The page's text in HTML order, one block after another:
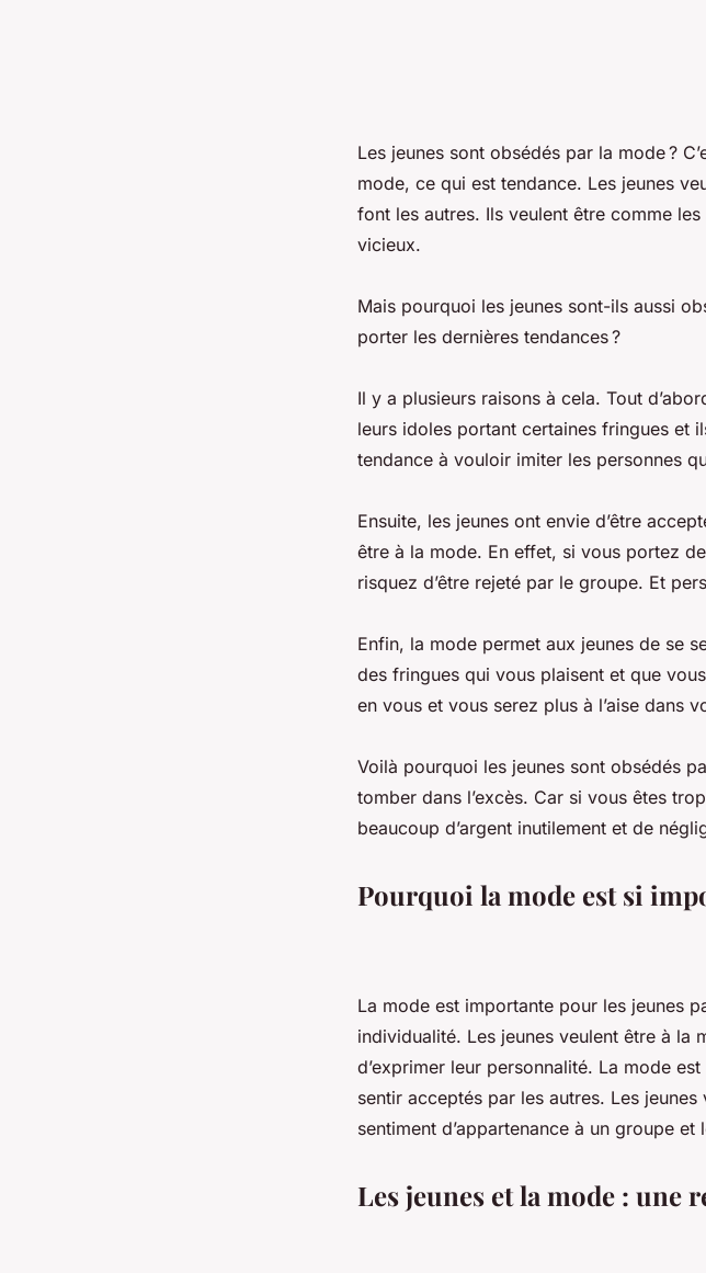
Les jeunes sont obsédés par la mode ?
mode, ce qui est tendance. Les jeunes
font les autres. Ils veulent être comme
vicieux.
Mais pourquoi les jeunes sont-ils aussi
porter les dernières tendances ?
Il y a plusieurs raisons à cela. Tout
leurs idoles portant certaines fringues et
tendance à vouloir imiter les personnes
Ensuite, les jeunes ont envie d’être
être à la mode. En effet, si vous portez
risquez d’être rejeté par le groupe. Et
Enfin, la mode permet aux jeunes de se
des fringues qui vous plaisent et que
en vous et vous serez plus à l’aise dans
Voilà pourquoi les jeunes sont obsédés
tomber dans l’excès. Car si vous êtes
beaucoup d’argent inutilement et de
Pourquoi la mode est si
La mode est importante pour les jeunes
individualité. Les jeunes veulent être à la
d’exprimer leur personnalité. La mode
sentir acceptés par les autres. Les
sentiment d’appartenance à un groupe
Les jeunes et la mode : une